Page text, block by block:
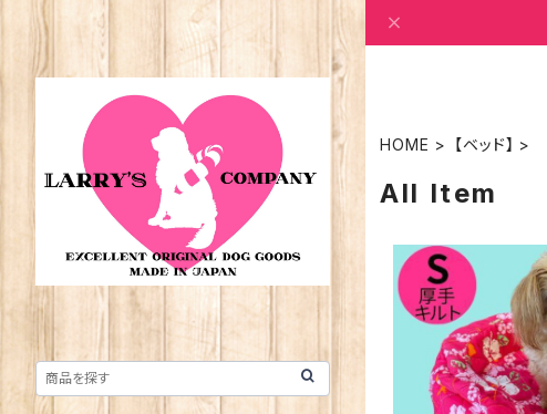
HOME 【ベッド】
All Item